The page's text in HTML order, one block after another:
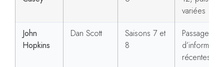
variées
John
Hopkins
Dan Scott
Saisons 7 et
8
Passage
récentes